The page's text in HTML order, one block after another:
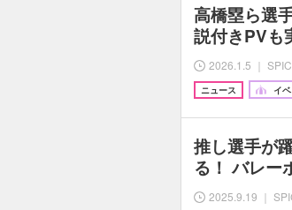
高橋塁ら選
説付きPVも
2026.1.5 ｜
ニュース イ
推し選手が
る！ バレー
2025.9.19 ｜